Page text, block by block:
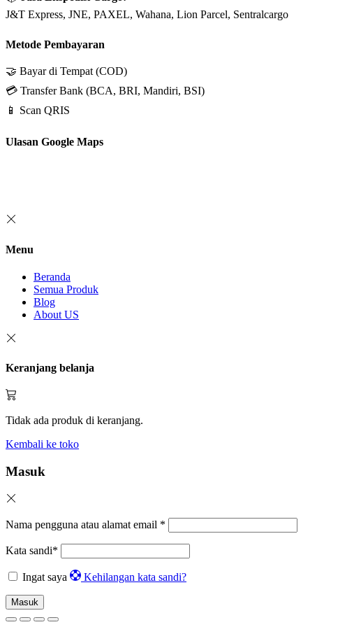
J&T Express, JNE, PAXEL, Wahana, Lion Parcel, Sentralcargo
Metode Pembayaran
🤝 Bayar di Tempat (COD)
💳 Transfer Bank (BCA, BRI, Mandiri, BSI)
📱 Scan QRIS
Ulasan Google Maps
Menu
Beranda
Semua Produk
Blog
About US
Keranjang belanja
Tidak ada produk di keranjang.
Kembali ke toko
Masuk
Nama pengguna atau alamat email *
Kata sandi*
Ingat saya Kehilangan kata sandi?
Masuk